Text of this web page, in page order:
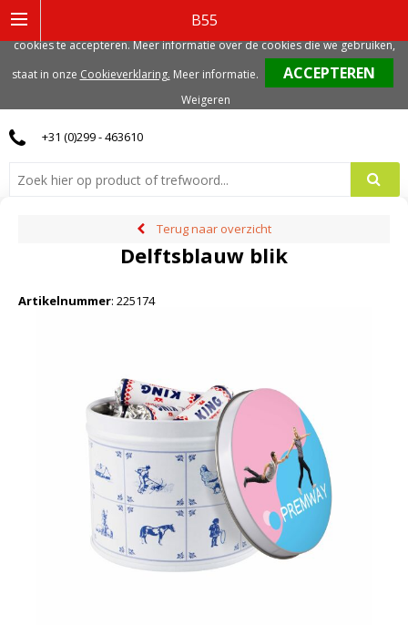
B55
0
+31 (0)299 - 463610
Terug naar overzicht
Delftsblauw blik
Artikelnummer: 225174
gerelateerde cookies. Voor de beste gebruikerservaring, adviseren we deze
cookies te accepteren. Meer informatie over de cookies die we gebruiken,
staat in onze Cookieverklaring. Meer informatie.
Weigeren